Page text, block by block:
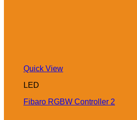
Quick View
LED
Fibaro RGBW Controller 2